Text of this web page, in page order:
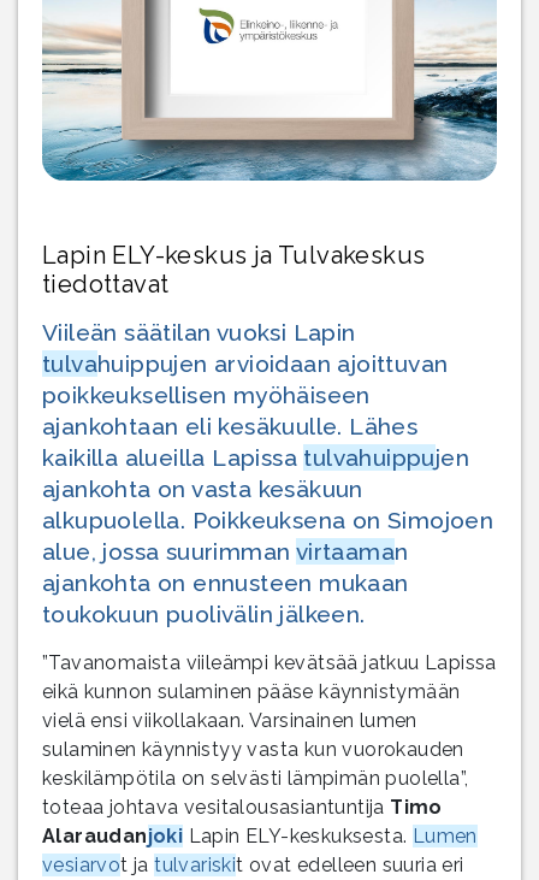
Lapin ELY-keskus ja Tulvakeskus
tiedottavat
Viileän säätilan vuoksi Lapin
tulvahuippujen arvioidaan ajoittuvan
poikkeuksellisen myöhäiseen
ajankohtaan eli kesäkuulle. Lähes
kaikilla alueilla Lapissa tulvahuippujen
ajankohta on vasta kesäkuun
alkupuolella. Poikkeuksena on Simojoen
alue, jossa suurimman virtaaman
ajankohta on ennusteen mukaan
toukokuun puolivälin jälkeen.
”Tavanomaista viileämpi kevätsää jatkuu Lapissa
eikä kunnon sulaminen pääse käynnistymään
vielä ensi viikollakaan. Varsinainen lumen
sulaminen käynnistyy vasta kun vuorokauden
keskilämpötila on selvästi lämpimän puolella”,
toteaa johtava vesitalousasiantuntija Timo
Alaraudanjoki Lapin ELY-keskuksesta. Lumen
vesiarvot jatulvariskit ovat edelleen suuria eri